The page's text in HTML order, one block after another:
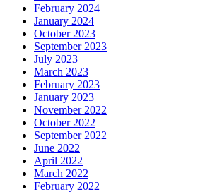
February 2024
January 2024
October 2023
September 2023
July 2023
March 2023
February 2023
January 2023
November 2022
October 2022
September 2022
June 2022
April 2022
March 2022
February 2022